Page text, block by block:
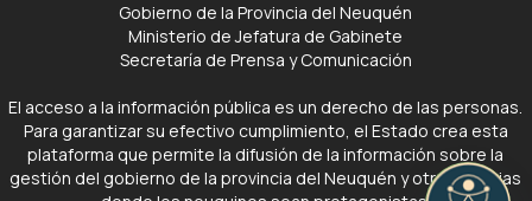
Gobierno de la Provincia del Neuquén
Ministerio de Jefatura de Gabinete
Secretaría de Prensa y Comunicación
El acceso a la información pública es un derecho de las personas.
Para garantizar su efectivo cumplimiento, el Estado crea esta
plataforma que permite la difusión de la información sobre la
gestión del gobierno de la provincia del Neuquén y otras noticias